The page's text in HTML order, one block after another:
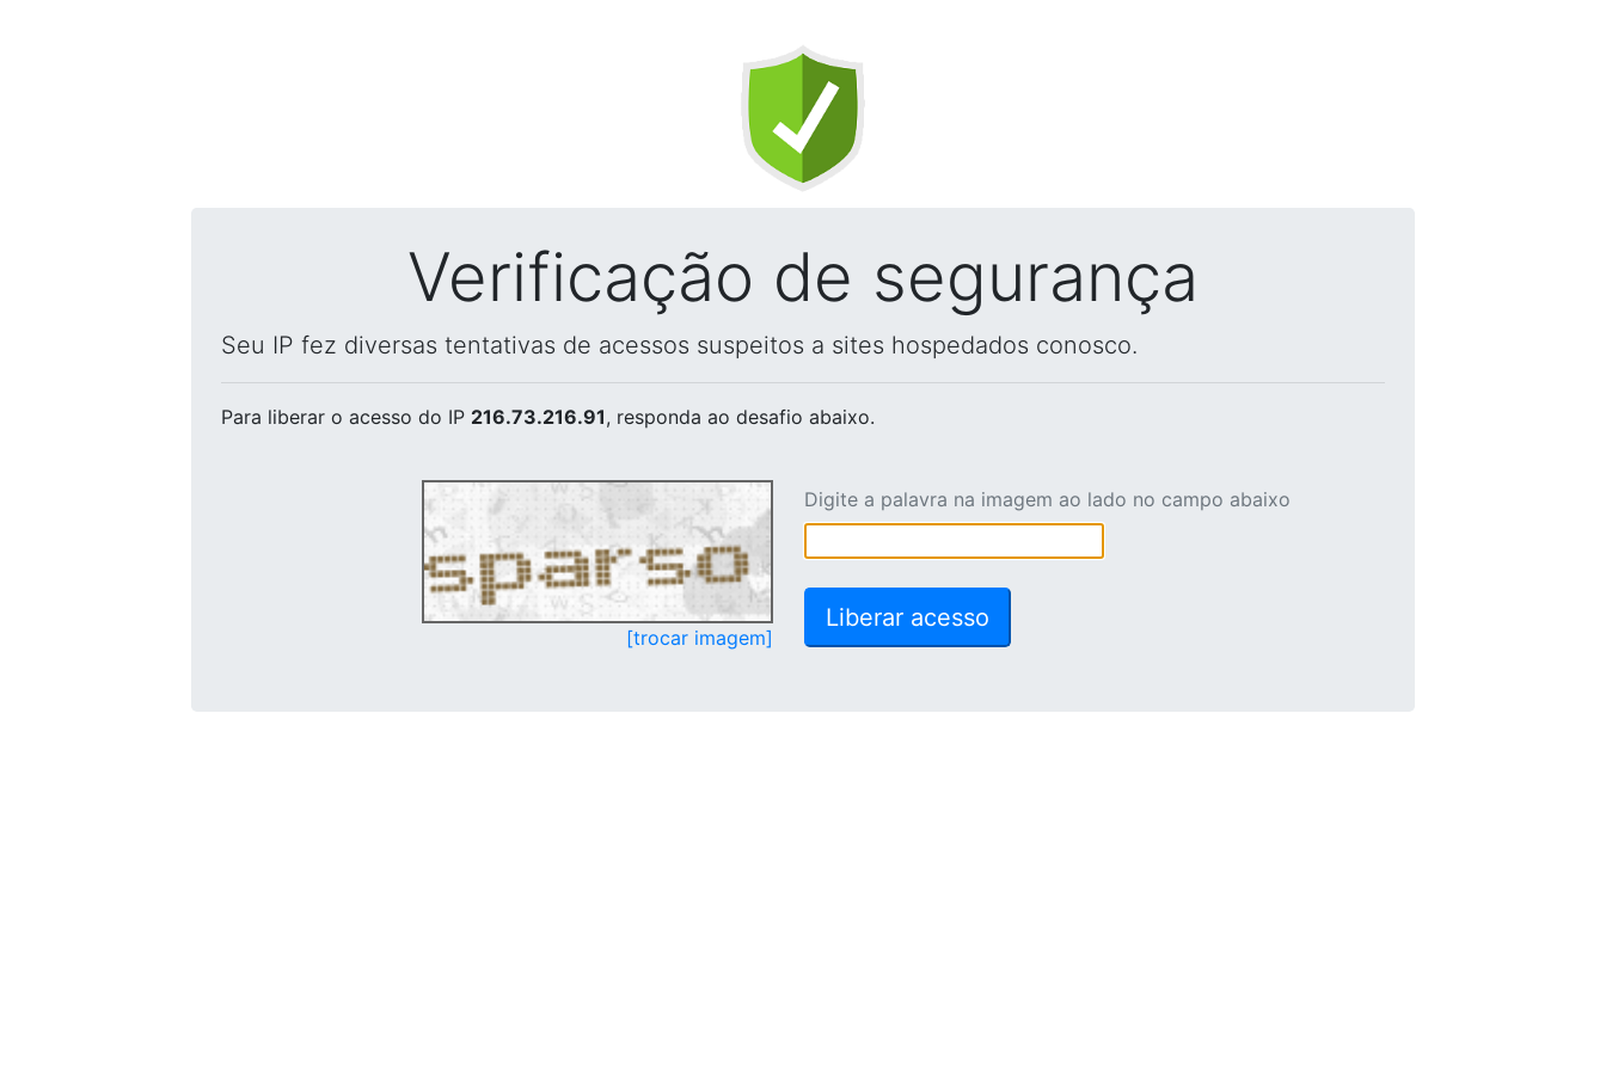
Verificação de segurança
Seu IP fez diversas tentativas de acessos suspeitos a sites hospedados conosco.
Para liberar o acesso do IP 216.73.216.91, responda ao desafio abaixo.
[trocar imagem]
Digite a palavra na imagem ao lado no campo abaixo